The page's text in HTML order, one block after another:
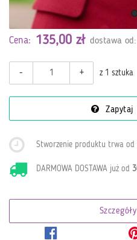
Cena: 135,00 zł dostawa
- + z 1 sztuka
Zapytaj
Stworzenie produktu trwa od
DARMOWA DOSTAWA już od